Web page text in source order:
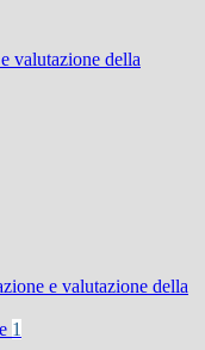
valutazione della
e valutazione della
1